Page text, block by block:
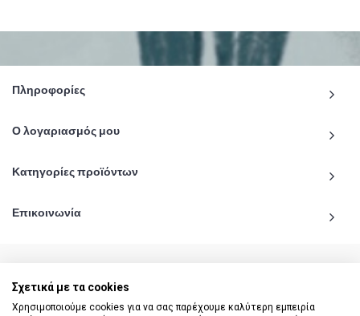
Πληροφορίες
Ο λογαριασμός μου
Κατηγορίες προϊόντων
Επικοινωνία
© 2020 - 2026 katiginetai.gr All Rights Reserved.
Σχετικά με τα cookies
Χρησιμοποιούμε cookies για να σας παρέχουμε καλύτερη εμπειρία